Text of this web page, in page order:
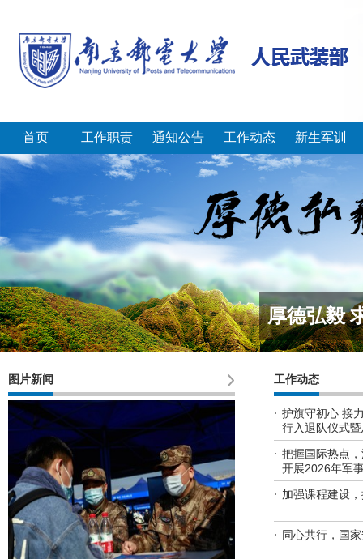
首页 工作职责 通知公告 工作动态 新生军训
厚德弘毅
图片新闻 工作动态
护旗守初心
行入退队仪式
把握国际热点
开展2026年军
加强课程建设
同心共行，国